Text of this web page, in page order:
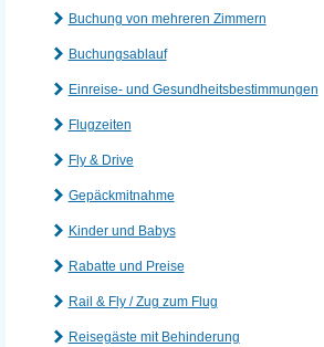
Buchung von mehreren Zimmern
Buchungsablauf
Einreise- und Gesundheitsbestimmungen
Flugzeiten
Fly & Drive
Gepäckmitnahme
Kinder und Babys
Rabatte und Preise
Rail & Fly / Zug zum Flug
Reisegäste mit Behinderung